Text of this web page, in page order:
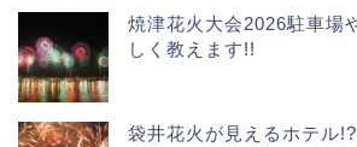
焼津花火大会2026駐車場
しく教えます!!
袋井花火が見えるホテル